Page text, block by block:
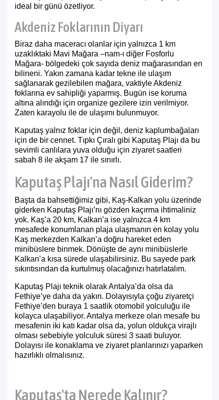
ideal bir günü özetliyor.
Akdeniz Foklarının Diyarı
Biraz daha maceracı olanlar için yalnızca 1 km
uzaklıktaki Mavi Mağara –nam-ı diğer Fosforlu
Mağara- bölgedeki çok sayıda deniz mağarasından en
bilineni. Yakın zamana kadar tekne ile ulaşım
sağlanarak gezilebilen mağara, vaktiyle Akdeniz
foklarına ev sahipliği yaparmış. Bugün ise koruma
altına alındığı için organize gezilere izin verilmiyor.
Zaten karayolu ile de ulaşımı bulunmuyor.
Kaputaş yalnız foklar için değil, deniz kaplumbağaları
için de bir cennet. Tıpkı Çıralı gibi Kaputaş Plajı da bu
sevimli canlılara yuva olduğu için ziyaret saatleri
sabah 8 ile akşam 17 ile sınırlı.
Kaputaş Plajı'na Nasıl Giderim?
Başta da bahsettiğimiz gibi, Kaş-Kalkan yolu üzerinde
giderken Kaputaş Plajı’nı gözden kaçırma ihtimaliniz
yok. Kaş’a 20 km, Kalkan’a ise yalnızca 4 km
mesafede konumlanan plaja ulaşmanın en kolay yolu
Kaş merkezden Kalkan’a doğru hareket eden
minibüslere binmek. Dönüşte de aynı minibüslerle
Kalkan’a kısa sürede ulaşabilirsiniz. Bu sayede park
sıkıntısından da kurtulmuş olacağınızı hatırlatalım.
Kaputaş Plajı teknik olarak Antalya’da olsa da
Fethiye’ye daha da yakın. Dolayısıyla çoğu ziyaretçi
Fethiye’den buraya 1 saatlik otomobil yolculuğu ile
kolayca ulaşabiliyor. Antalya merkeze olan mesafe bu
mesafenin iki katı kadar olsa da, yolun oldukça virajlı
olması sebebiyle yolculuk süresi 3 saati buluyor.
Dolayısı ile konaklama ve ziyaret planlarınızı yaparken
hazırlıklı olmalısınız.
Kaputaş'ta Nerede Kalınır?